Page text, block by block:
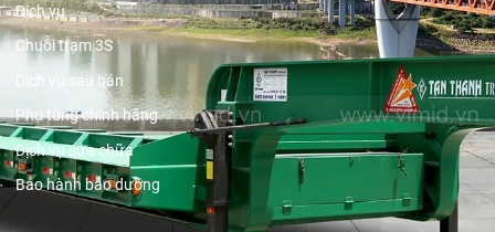
Dịch vụ
Chuỗi trạm 3S
Dịch vụ sau bán
Phụ tùng chính hãng
Dịch vụ sửa chữa
Bảo hành bảo dưỡng